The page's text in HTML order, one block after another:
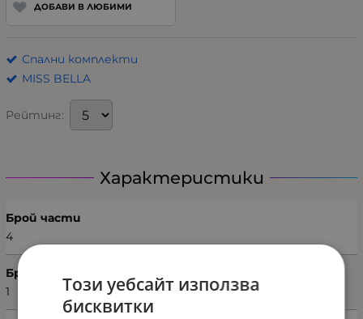
ДОБАВИ В ЛЮБИМИ
Спални комплекти
MISS BELLA
Рейтинг:
Характеристики
Брой части
4
Брой пликове
1
Този уебсайт използва
бисквитки